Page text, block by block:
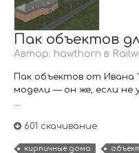
Автор: hawthorn в
Пак объектов от Ивана
модели — он же, если не
601 скачивание
кирпичные дома